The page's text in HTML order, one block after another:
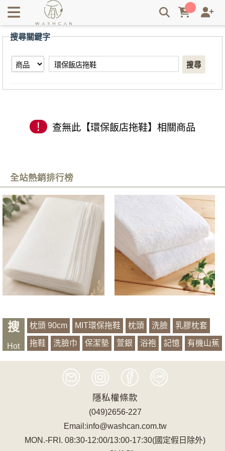
【環保飯店拖鞋】搜尋結果 | Washcan瓦士肯
搜尋關鍵字
搜尋
! 查無此【環保飯店拖鞋】相關商品
全站熱銷排行榜
搜
Hot
枕頭 90cm MIT環保拖鞋 枕頭 洗臉 乳膠枕套
拖鞋 洗臉巾 保潔墊 萱銀 浴袍 記憶 有機山蕉
椅套
隱私權條款
(049)2656-227
Email:info@washcan.com.tw
MON.-FRI. 08:30-12:00/13:00-17:30(國定假日除外)